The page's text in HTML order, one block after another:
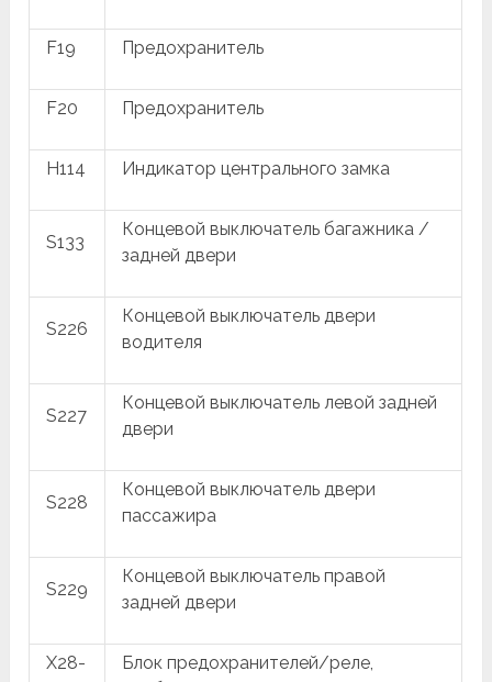
F19 Предохранитель
F20 Предохранитель
H114 Индикатор центрального замка
S133
Концевой выключатель багажника /
задней двери
S226
Концевой выключатель двери
водителя
S227
Концевой выключатель левой задней
двери
S228
Концевой выключатель двери
пассажира
S229
Концевой выключатель правой
задней двери
X28-
Блок предохранителей/реле,